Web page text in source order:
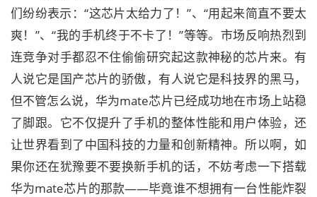
们纷纷表示：“这芯片太给力了！”、“用起来简直不要太
爽！”、“我的手机终于不卡了！”等等。市场反响热烈到
连竞争对手都忍不住偷偷研究起这款神秘的芯片来。有
人说它是国产芯片的骄傲，有人说它是科技界的黑马，
但不管怎么说，华为mate芯片已经成功地在市场上站稳
了脚跟。它不仅提升了手机的整体性能和用户体验，还
让世界看到了中国科技的力量和创新精神。所以啊，如
果你还在犹豫要不要换新手机的话，不妨考虑一下搭载
华为mate芯片的那款——毕竟谁不想拥有一台性能炸裂